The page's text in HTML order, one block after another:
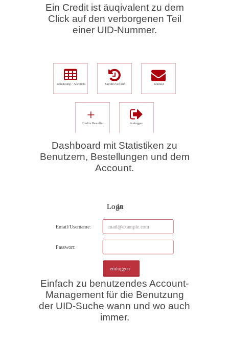
Ein Credit ist äuqivalent zu dem
Click auf den verborgenen Teil
einer UID-Nummer.
Dashboard mit Statistiken zu
Benutzern, Bestellungen und dem
Account.
Einfach zu benutzendes Account-
Management für die Benutzung
der UID-Suche wann und wo auch
immer.